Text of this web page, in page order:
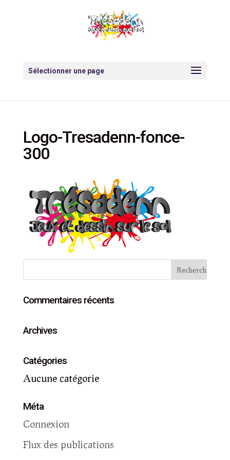
Sélectionner une page
Logo-Tresadenn-fonce-
300
Commentaires récents
Archives
Catégories
Aucune catégorie
Méta
Connexion
Flux des publications